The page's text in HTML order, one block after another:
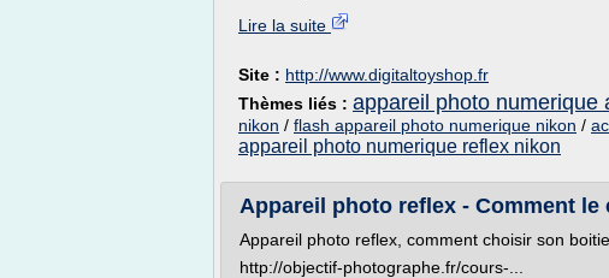
Lire la suite
Site : http://www.digitaltoyshop.fr
Thèmes liés : appareil photo numerique
nikon / flash appareil photo numerique nikon /
appareil photo numerique reflex nikon
Appareil photo reflex - Comment le
Appareil photo reflex, comment choisir son
http://objectif-photographe.fr/cours-...